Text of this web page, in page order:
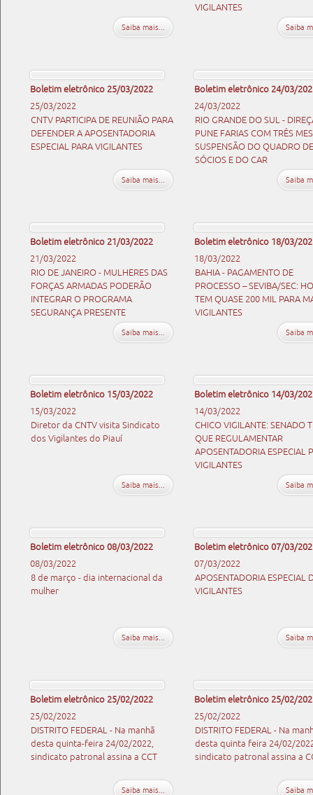
Saiba mais...
VIGILANTES
Saiba
Boletim eletrônico 25/03/2022
25/03/2022
CNTV PARTICIPA DE REUNIÃO PARA
DEFENDER A APOSENTADORIA
ESPECIAL PARA VIGILANTES
Saiba mais...
Boletim eletrônico 24/03/
24/03/2022
RIO GRANDE DO SUL -
PUNE FARIAS COM TRÊS
SUSPENSÃO DO QUADRO DE
SÓCIOS E DO CAR
Saiba
Boletim eletrônico 21/03/2022
21/03/2022
RIO DE JANEIRO - MULHERES DAS
FORÇAS ARMADAS PODERÃO
INTEGRAR O PROGRAMA
SEGURANÇA PRESENTE
Saiba mais...
Boletim eletrônico 18/03/
18/03/2022
BAHIA - PAGAMENTO DE
PROCESSO – SEVIBA/SEC:
TEM QUASE 200 MIL PARA
VIGILANTES
Saiba
Boletim eletrônico 15/03/2022
15/03/2022
Diretor da CNTV visita Sindicato
dos Vigilantes do Piauí
Saiba mais...
Boletim eletrônico 14/03/
14/03/2022
CHICO VIGILANTE: SENADO
QUE REGULAMENTAR
APOSENTADORIA ESPECIAL
VIGILANTES
Saiba
Boletim eletrônico 08/03/2022
08/03/2022
8 de março - dia internacional da
mulher
Saiba mais...
Boletim eletrônico 07/03/
07/03/2022
APOSENTADORIA ESPECIAL
VIGILANTES
Saiba
Boletim eletrônico 25/02/2022
25/02/2022
DISTRITO FEDERAL - Na manhã
desta quinta-feira 24/02/2022,
sindicato patronal assina a CCT
Saiba mais...
Boletim eletrônico 25/02/
25/02/2022
DISTRITO FEDERAL - Na
desta quinta feira 24/02/
sindicato patronal assina a
Saiba